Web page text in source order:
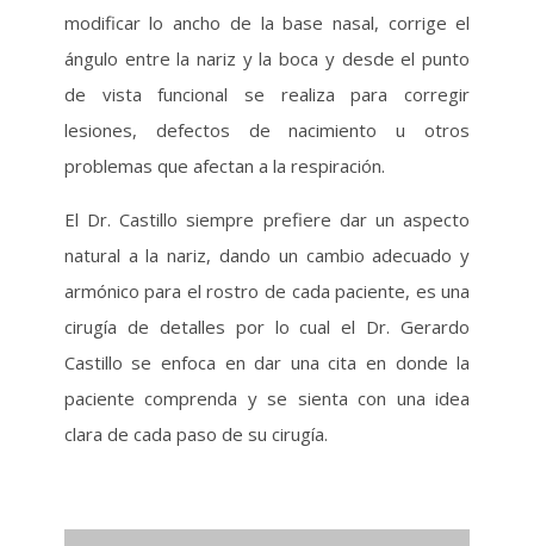
modificar lo ancho de la base nasal, corrige el
ángulo entre la nariz y la boca y desde el punto
de vista funcional se realiza para corregir
lesiones, defectos de nacimiento u otros
problemas que afectan a la respiración.
El Dr. Castillo siempre prefiere dar un aspecto
natural a la nariz, dando un cambio adecuado y
armónico para el rostro de cada paciente, es una
cirugía de detalles por lo cual el Dr. Gerardo
Castillo se enfoca en dar una cita en donde la
paciente comprenda y se sienta con una idea
clara de cada paso de su cirugía.